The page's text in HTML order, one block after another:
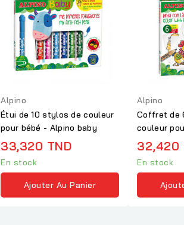
Alpino
Étui de 10 stylos de couleur
pour bébé - Alpino baby
33,320 TND
En stock
Ajouter Au Panier
Alpino
Coffret de
couleur
cartes à...
32,420
En stock